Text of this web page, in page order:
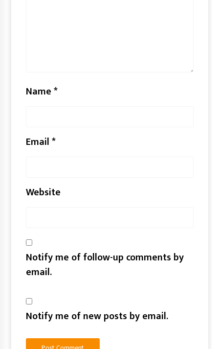
Name*
Email*
Website
Notify me of follow-up comments by
email.
Notify me of new posts by email.